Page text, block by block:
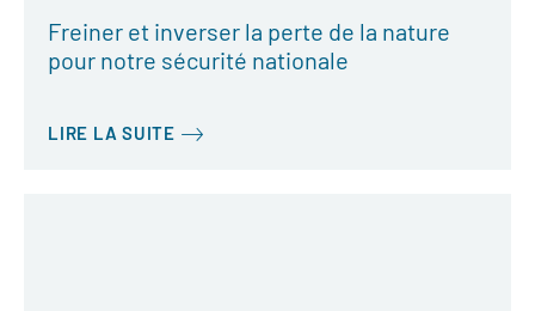
Freiner et inverser la perte de la nature
pour notre sécurité nationale
LIRE LA SUITE